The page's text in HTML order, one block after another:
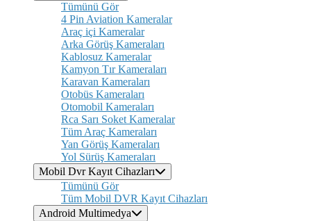
Tümünü Gör
4 Pin Aviation Kameralar
Araç içi Kameralar
Arka Görüş Kameraları
Kablosuz Kameralar
Kamyon Tır Kameraları
Karavan Kameraları
Otobüs Kameraları
Otomobil Kameraları
Rca Sarı Soket Kameralar
Tüm Araç Kameraları
Yan Görüş Kameraları
Yol Sürüş Kameraları
Mobil Dvr Kayıt Cihazları
Tümünü Gör
Tüm Mobil DVR Kayıt Cihazları
Android Multimedya